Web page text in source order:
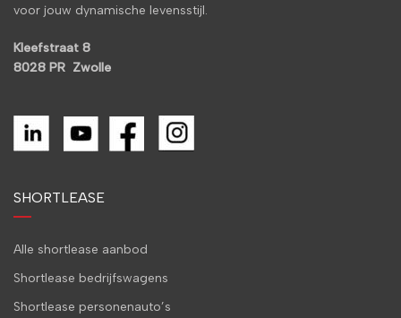
voor jouw dynamische levensstijl.
Kleefstraat 8
8028 PR Zwolle
SHORTLEASE
Alle shortlease aanbod
Shortlease bedrijfswagens
Shortlease personenauto’s